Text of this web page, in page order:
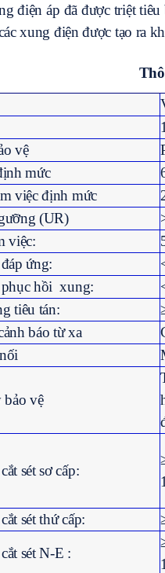
điện áp đã được triệt
xung điện được tạo ra
vệ
mức
việc định mức
(UR)
việc:
ứng:
hồi xung:
tiêu tán:
báo từ xa
vệ
sét sơ cấp:
sét thứ cấp:
sét N-E :